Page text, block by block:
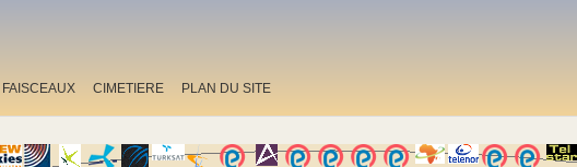
FAISCEAUX CIMETIERE PLAN DU SITE